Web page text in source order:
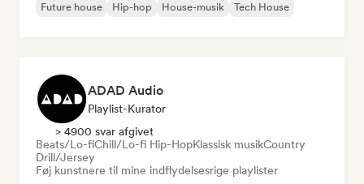
Future house
Hip-hop House-musik Tech House
ADAD Audio
Playlist-Kurator
> 4900 svar afgivet
Beats/Lo-fiChill/Lo-fi Hip-HopKlassisk musikCountry
Drill/Jersey
Føj kunstnere til mine indflydelsesrige playlister